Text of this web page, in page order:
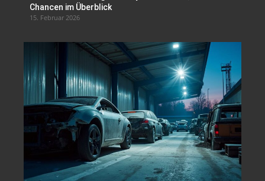
Chancen im Überblick
15. Februar 2026